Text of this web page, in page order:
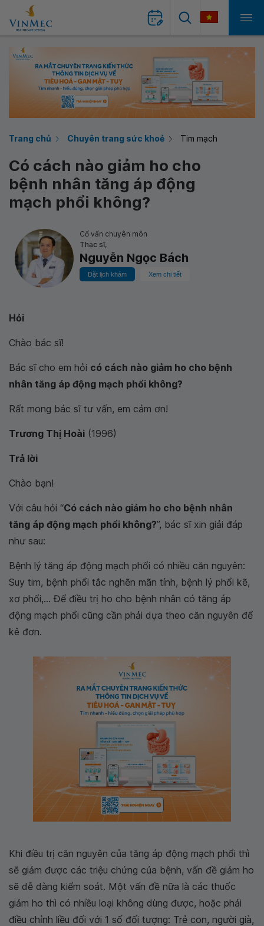
Trang chủ Chuyên trang sức khoẻ Tim mạch
Có cách nào giảm ho cho
bệnh nhân tăng áp động
mạch phổi không?
Cố vấn chuyên môn
Thạc sĩ,
Nguyễn Ngọc Bách
Đặt lịch khám Xem chi tiết
Hỏi
Chào bác sĩ!
Bác sĩ cho em hỏi có cách nào giảm ho cho bệnh
nhân tăng áp động mạch phổi không?
Rất mong bác sĩ tư vấn, em cảm ơn!
Trương Thị Hoài (1996)
Trả lời
Chào bạn!
Với câu hỏi “Có cách nào giảm ho cho bệnh nhân
tăng áp động mạch phổi không?”, bác sĩ xin giải đáp
như sau:
Bệnh lý tăng áp động mạch phổi có nhiều căn nguyên:
Suy tim, bệnh phổi tắc nghẽn mãn tính, bệnh lý phổi kẽ,
xơ phổi,... Để điều trị ho cho bệnh nhân có tăng áp
động mạch phổi cũng cần phải dựa theo căn nguyên để
kê đơn.
Khi điều trị căn nguyên của tăng áp động mạch phổi thì
sẽ giảm được các triệu chứng của bệnh, vấn đề giảm ho
sẽ dễ dàng kiểm soát. Một vấn đề nữa là các thuốc
giảm ho thì có nhiều loại không dùng được, hoặc phải
điều chỉnh liều đối với 1 số đối tượng: Trẻ con, người già,